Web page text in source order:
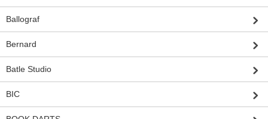
Ballograf
Bernard
Batle Studio
BIC